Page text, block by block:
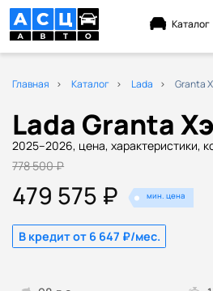
Каталог
Главная Каталог Lada Granta
Lada Granta
2025–2026, цена, характеристики,
778 500 ₽
479 575 ₽ мин. цена
В кредит от 6 647 ₽/мес.